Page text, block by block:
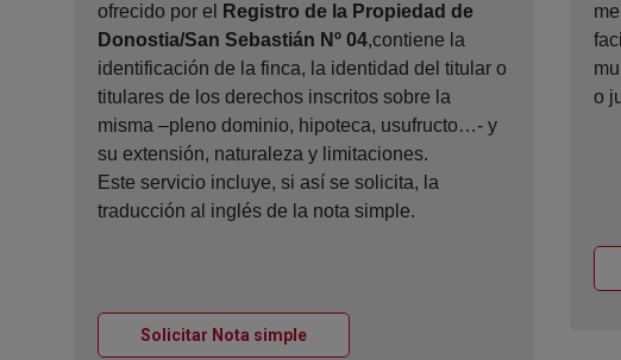
ofrecido por el
Registro de la Propiedad de
Donostia/San Sebastián Nº 04,contiene la
identificación de la finca, la identidad del titular o
titulares de los derechos inscritos sobre la
misma –pleno dominio, hipoteca, usufructo…- y
su extensión, naturaleza y limitaciones.
Este servicio incluye, si así se solicita, la
traducción al inglés de la nota simple.
Solicitar Nota simpleVentana nueva
o